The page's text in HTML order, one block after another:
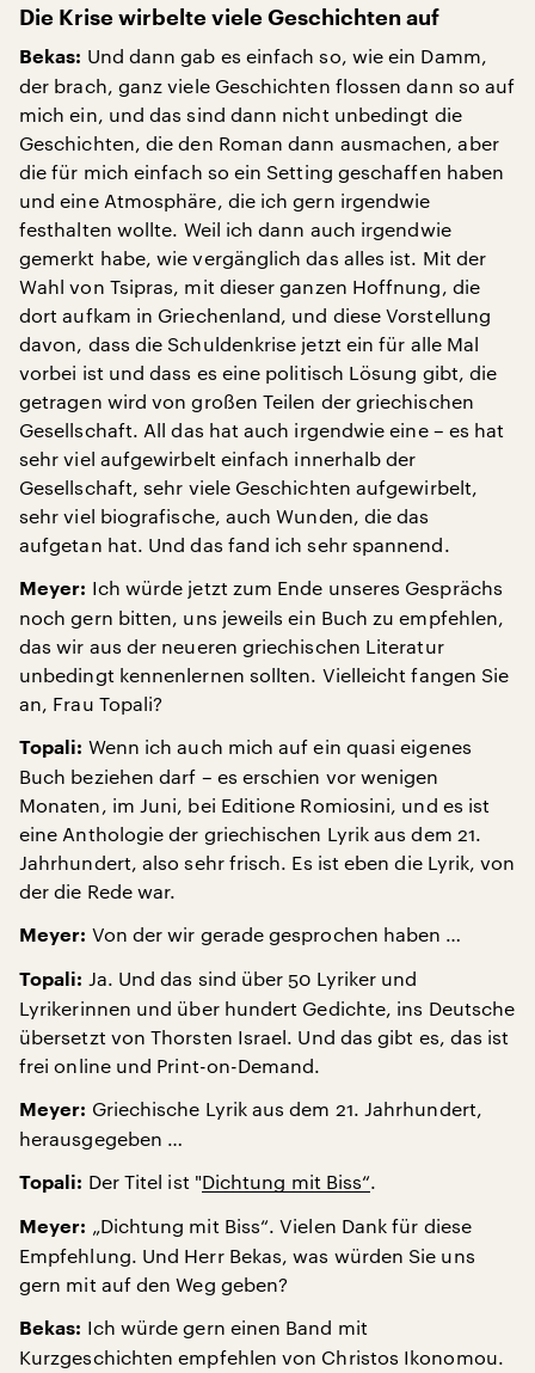
Die Krise wirbelte viele Geschichten auf
Bekas: Und dann gab es einfach so, wie ein Damm,
der brach, ganz viele Geschichten flossen dann so auf
mich ein, und das sind dann nicht unbedingt die
Geschichten, die den Roman dann ausmachen, aber
die für mich einfach so ein Setting geschaffen haben
und eine Atmosphäre, die ich gern irgendwie
festhalten wollte. Weil ich dann auch irgendwie
gemerkt habe, wie vergänglich das alles ist. Mit der
Wahl von Tsipras, mit dieser ganzen Hoffnung, die
dort aufkam in Griechenland, und diese Vorstellung
davon, dass die Schuldenkrise jetzt ein für alle Mal
vorbei ist und dass es eine politisch Lösung gibt, die
getragen wird von großen Teilen der griechischen
Gesellschaft. All das hat auch irgendwie eine – es hat
sehr viel aufgewirbelt einfach innerhalb der
Gesellschaft, sehr viele Geschichten aufgewirbelt,
sehr viel biografische, auch Wunden, die das
aufgetan hat. Und das fand ich sehr spannend.
Meyer: Ich würde jetzt zum Ende unseres Gesprächs
noch gern bitten, uns jeweils ein Buch zu empfehlen,
das wir aus der neueren griechischen Literatur
unbedingt kennenlernen sollten. Vielleicht fangen Sie
an, Frau Topali?
Topali: Wenn ich auch mich auf ein quasi eigenes
Buch beziehen darf – es erschien vor wenigen
Monaten, im Juni, bei Editione Romiosini, und es ist
eine Anthologie der griechischen Lyrik aus dem 21.
Jahrhundert, also sehr frisch. Es ist eben die Lyrik, von
der die Rede war.
Meyer: Von der wir gerade gesprochen haben …
Topali: Ja. Und das sind über 50 Lyriker und
Lyrikerinnen und über hundert Gedichte, ins Deutsche
übersetzt von Thorsten Israel. Und das gibt es, das ist
frei online und Print-on-Demand.
Meyer: Griechische Lyrik aus dem 21. Jahrhundert,
herausgegeben …
Topali: Der Titel ist "Dichtung mit Biss“.
Meyer: „Dichtung mit Biss“. Vielen Dank für diese
Empfehlung. Und Herr Bekas, was würden Sie uns
gern mit auf den Weg geben?
Bekas: Ich würde gern einen Band mit
Kurzgeschichten empfehlen von Christos Ikonomou.